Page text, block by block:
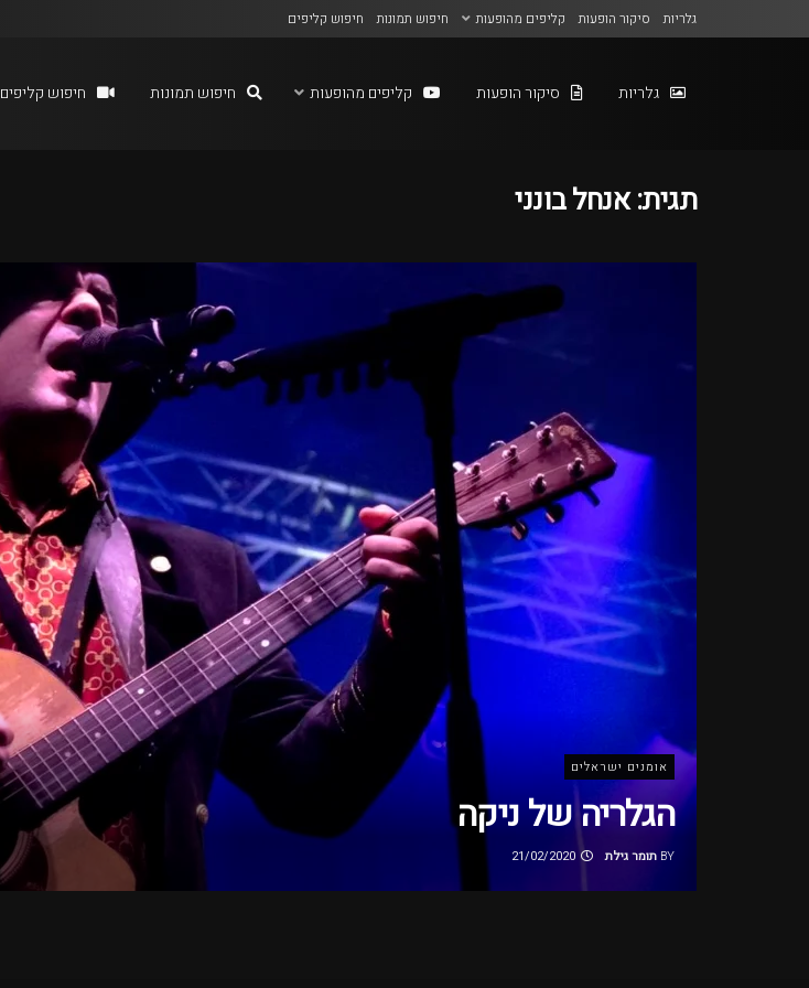
גלריות סיקור הופעות קליפים מהופעות חיפוש תמונות חיפוש קליפים
גלריות סיקור הופעות קליפים מהופעות חיפוש תמונות חיפוש קליפים
תגית:אנחל בונני
אומנים ישראלים
הגלריה של ניקה
BY תומר גילת